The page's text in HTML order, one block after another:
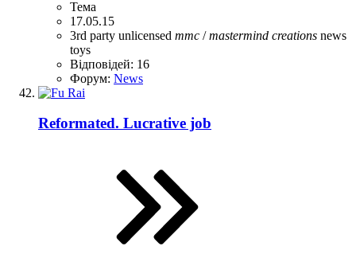
Тема
17.05.15
3rd party unlicensed mmc /mastermind creations news
toys
Відповідей: 16
Форум: News
Reformated. Lucrative job